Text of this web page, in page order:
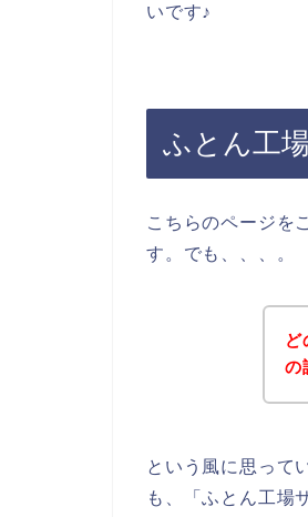
いです♪
ふとん工
こちらのページを
す。でも、、、。
ど
の
という風に思って
も、「ふとん工場